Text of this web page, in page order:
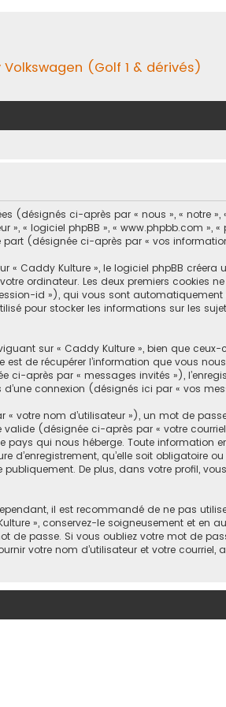
(Golf 1 & dérivés)
(désignés ci-après par « nous », « notre »,
« logiciel phpBB », « www.phpbb.com », «
part (désignée ci-après par « vos
Caddy Kulture », le logiciel phpBB
ordinateur. Les deux premiers cookies
id »), qui vous sont automatiquement
pour stocker les informations sur les
sur « Caddy Kulture », bien que
de récupérer l’information que vous
après par « messages invités »),
connexion (désignés ici par « vos
nom d’utilisateur »), un mot de
(désignée ci-après par « votre
qui nous héberge. Toute information
qu’elle soit obligatoire
De plus, dans votre profil,
il est recommandé de ne pas
», conservez-le soigneusement et en
passe. Si vous oubliez votre mot de
votre nom d’utilisateur et votre